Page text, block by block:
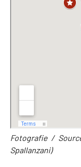
Fotografie /
Spallanzani)